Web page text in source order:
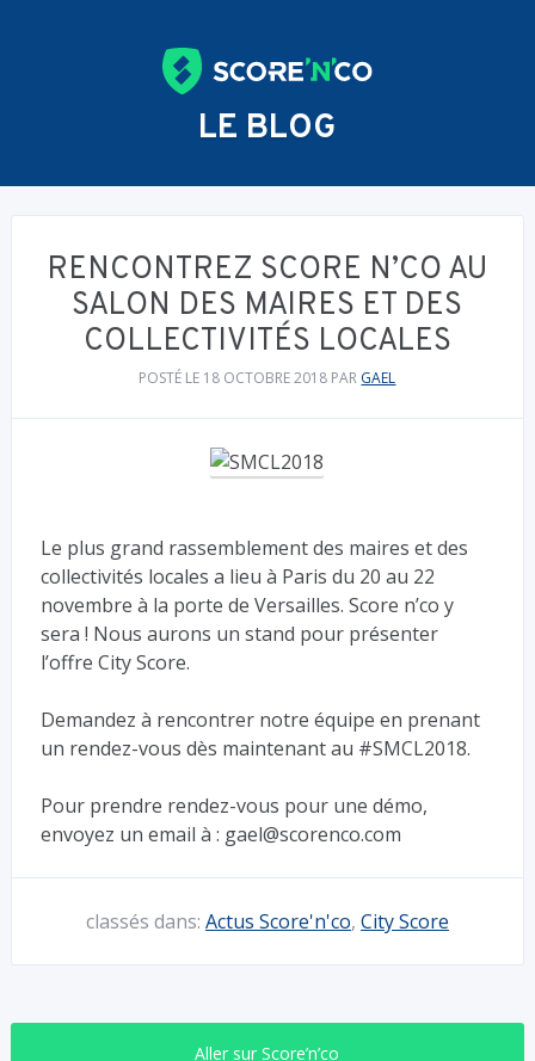
LE BLOG
RENCONTREZ SCORE N’CO AU
SALON DES MAIRES ET DES
COLLECTIVITÉS LOCALES
POSTÉ LE 18 OCTOBRE 2018 PAR GAEL
Le plus grand rassemblement des maires et des
collectivités locales a lieu à Paris du 20 au 22
novembre à la porte de Versailles. Score n’co y
sera ! Nous aurons un stand pour présenter
l’offre City Score.
Demandez à rencontrer notre équipe en prenant
un rendez-vous dès maintenant au #SMCL2018.
Pour prendre rendez-vous pour une démo,
envoyez un email à : gael@scorenco.com
classés dans: Actus Score'n'co, City Score
Aller sur Score’n’co